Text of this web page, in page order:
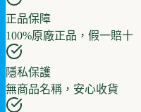
正品保障
100%原廠正品，假一賠十
隱私保護
無商品名稱，安心收貨